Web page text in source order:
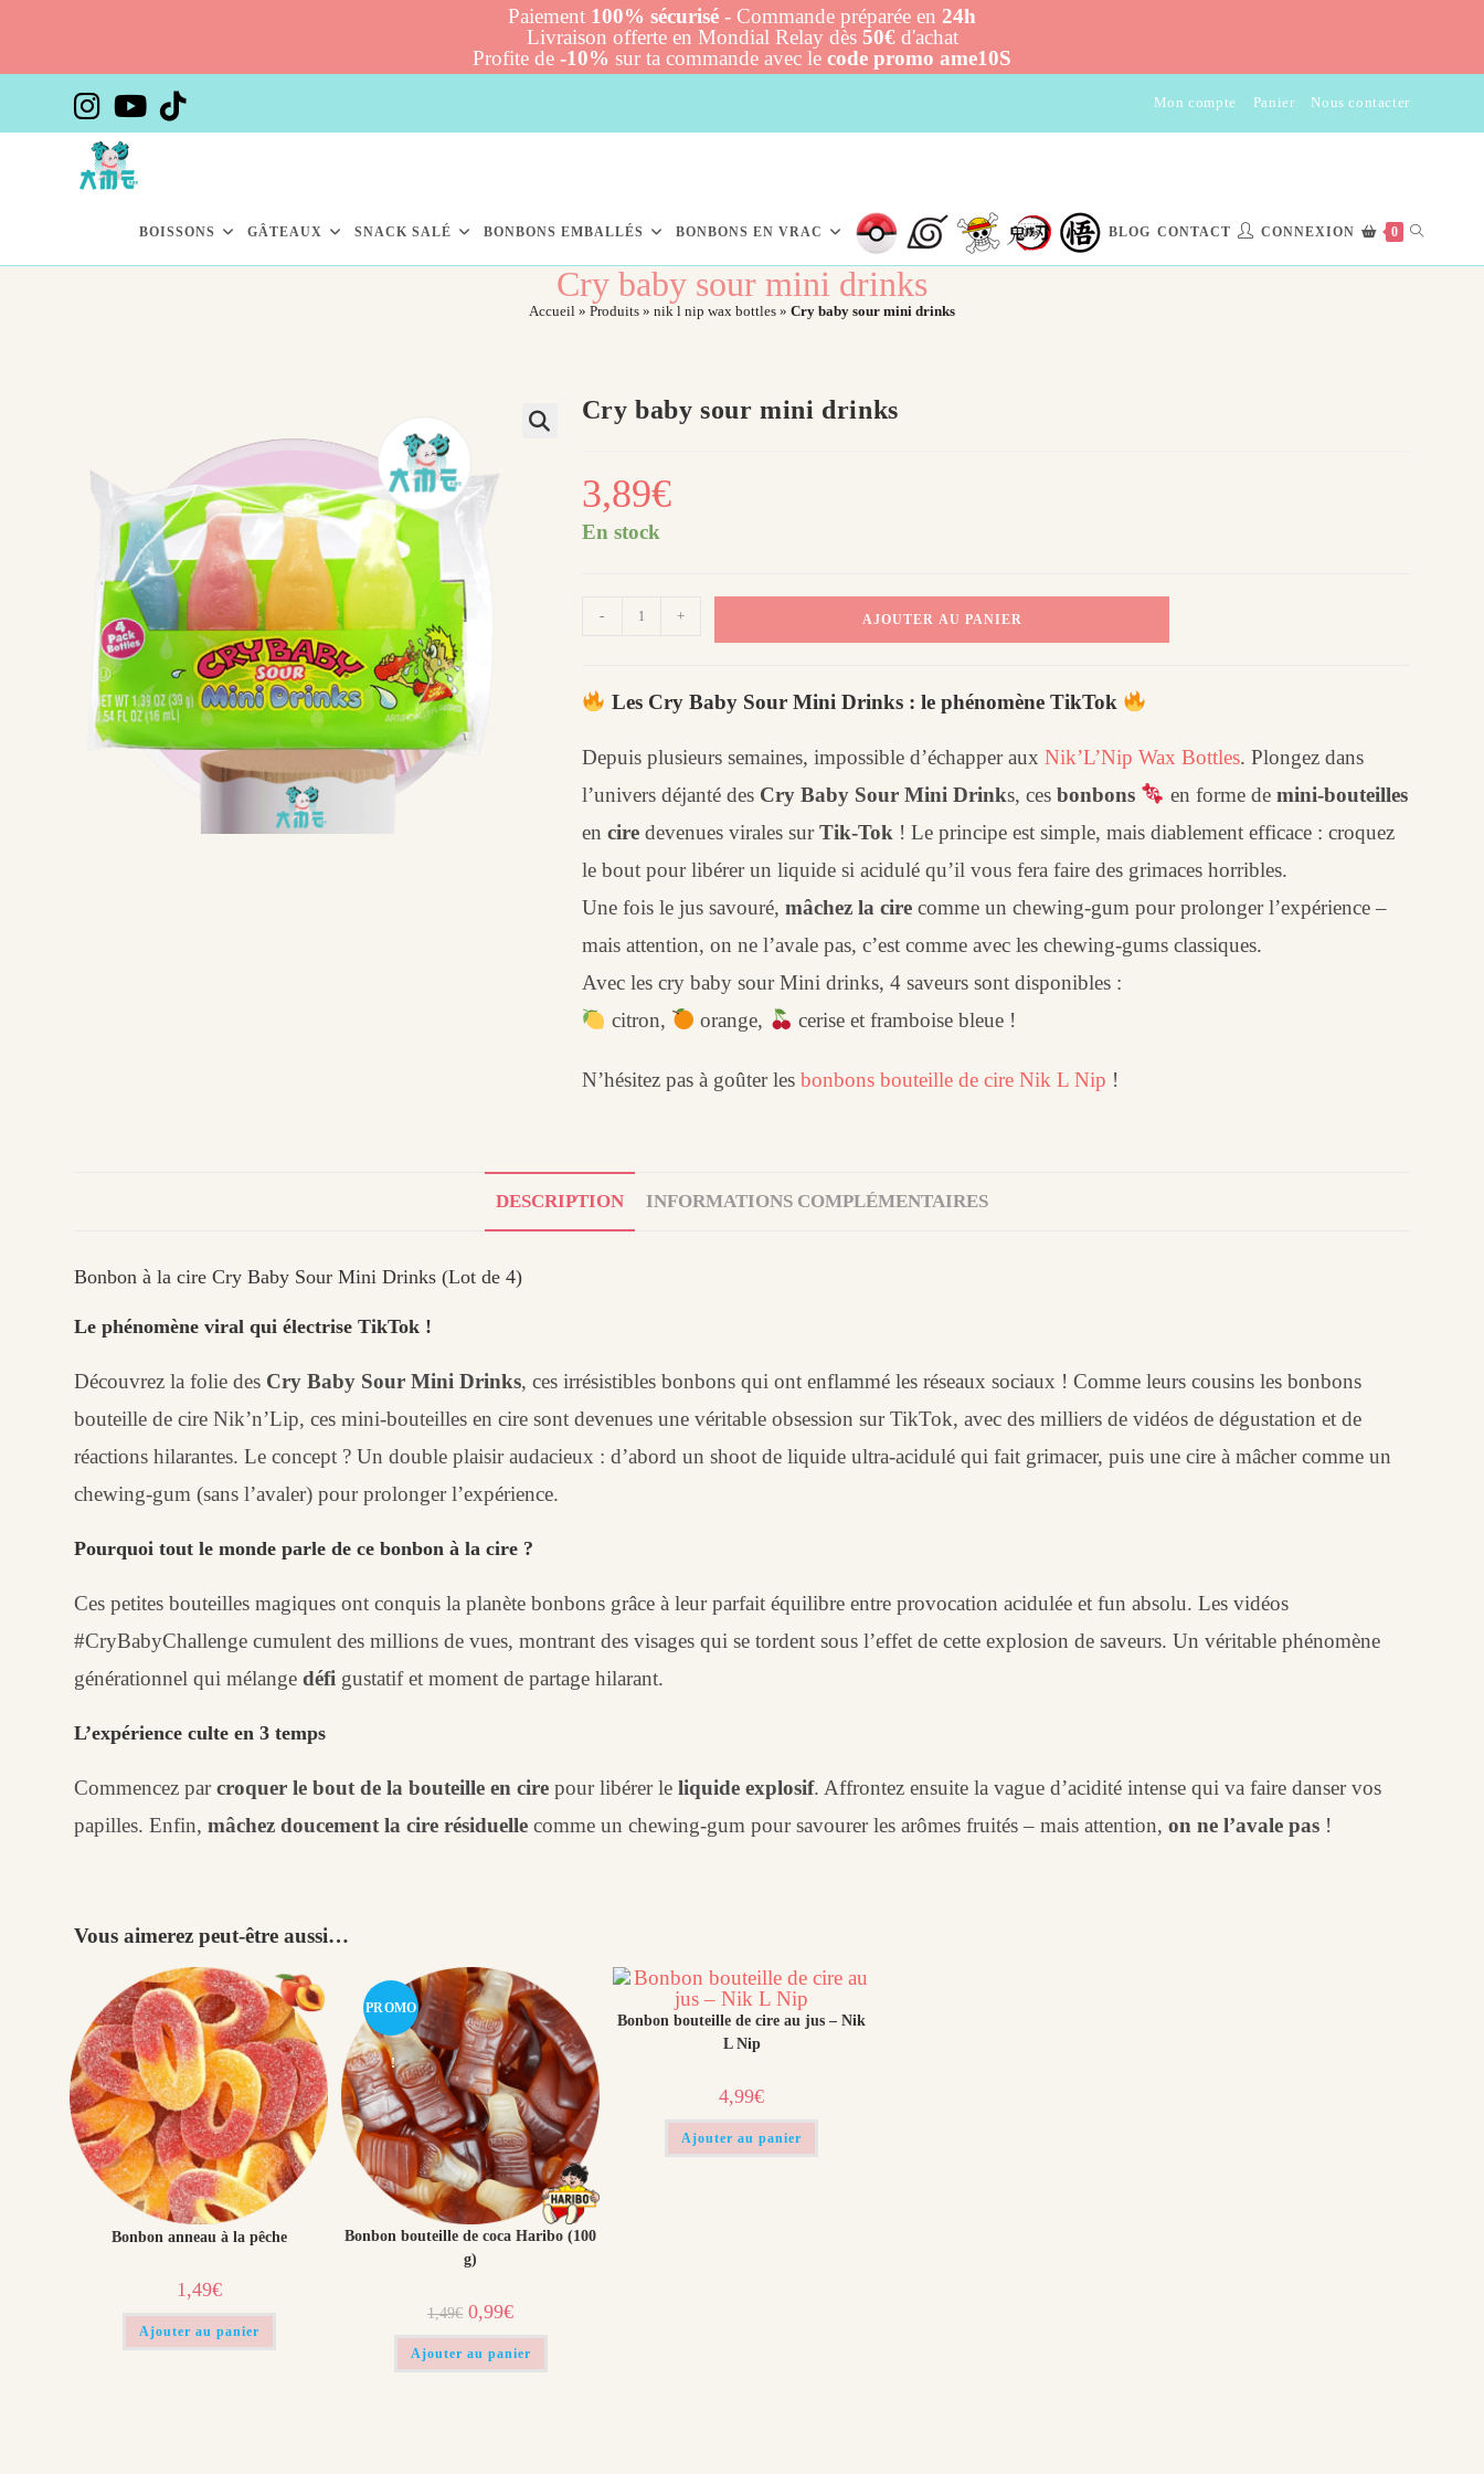
Paiement 100% sécurisé - Commande préparée en 24h
Livraison offerte en Mondial Relay dès 50€d'achat
Profite de -10% sur ta commande avec le code promo ame10S
Mon compte Panier Nous contacter
BOISSONS GÂTEAUX SNACK SALÉ BONBONS EMBALLÉS BONBONS EN VRAC BLOG CONTACT CONNEXION 0 TOGGLE
Cry baby sour mini drinks
Accueil » Produits » nik l nip wax bottles » Cry baby sour mini drinks
Cry baby sour mini drinks
3,89€
En stock
baby
- + AJOUTER AU PANIER
Les Cry Baby Sour Mini Drinks : le phénomène TikTok
Depuis plusieurs semaines, impossible d’échapper aux Nik’L’Nip Wax Bottles. Plongez dans
l’univers déjanté des Cry Baby Sour Mini Drinks, ces bonbons en forme de mini-bouteilles
en ciredevenues virales surTik-Tok ! Le principe est simple, mais diablement efficace : croquez
le bout pour libérer un liquide si acidulé qu’il vous fera faire des grimaces horribles.
Une fois le jus savouré, mâchez la cirecomme un chewing-gum pour prolonger l’expérience –
mais attention, on ne l’avale pas, c’est comme avec les chewing-gums classiques.
Avec les cry baby sour Mini drinks, 4 saveurs sont disponibles :
citron,
orange, cerise et framboise bleue !
N’hésitez pas à goûter les bonbons bouteille de cire Nik L Nip !
DESCRIPTION INFORMATIONS COMPLÉMENTAIRES
Bonbon à la cire Cry Baby Sour Mini Drinks (Lot de 4)
Le phénomène viral qui électrise TikTok !
Découvrez la folie des Cry Baby Sour Mini Drinks, ces irrésistibles bonbons qui ont enflammé les réseaux sociaux ! Comme leurs cousins les bonbons
bouteille de cire Nik’n’Lip, ces mini-bouteilles en cire sont devenues une véritable obsession sur TikTok, avec des milliers de vidéos de dégustation et de
réactions hilarantes. Le concept ? Un double plaisir audacieux : d’abord un shoot de liquide ultra-acidulé qui fait grimacer, puis une cire à mâcher comme un
chewing-gum (sans l’avaler) pour prolonger l’expérience.
Pourquoi tout le monde parle de ce bonbon à la cire ?
Ces petites bouteilles magiques ont conquis la planète bonbons grâce à leur parfait équilibre entre provocation acidulée et fun absolu. Les vidéos
#CryBabyChallenge cumulent des millions de vues, montrant des visages qui se tordent sous l’effet de cette explosion de saveurs. Un véritable phénomène
générationnel qui mélangedéfi gustatif et moment de partage hilarant.
L’expérience culte en 3 temps
Commencez parcroquer le bout de la bouteille en cire pour libérer leliquide explosif. Affrontez ensuite la vague d’acidité intense qui va faire danser vos
papilles. Enfin,mâchez doucement la cire résiduelle comme un chewing-gum pour savourer les arômes fruités – mais attention,on ne l’avale pas !
Vous aimerez peut-être aussi…
Bonbon anneau à la pêche
1,49€
Ajouter au panier
PROMO
!
Bonbon bouteille de coca Haribo (100
g)
1,49€ Le
prix
initial
était :
0,99€Le
prix
actuel
est :
Ajouter au panier
Bonbon bouteille de cire au jus – Nik
L Nip
4,99€
Ajouter au panier